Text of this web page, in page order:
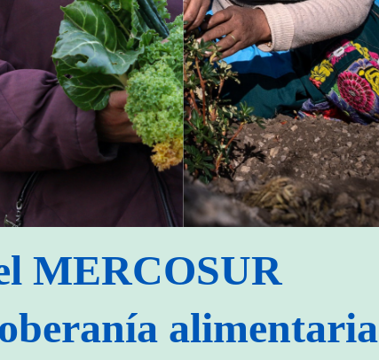
MERCOSUR
alimentaria